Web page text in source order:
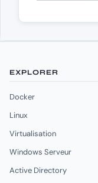
EXPLORER
Docker
Linux
Virtualisation
Windows Serveur
Active Directory